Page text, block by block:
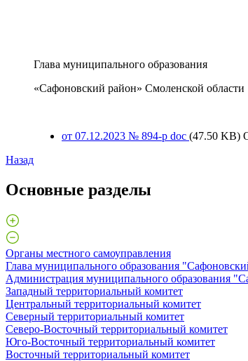
Глава муниципального образования
«Сафоновский район»
от 07.12.2023 № 894-р doc (47.50 KB)
Назад
Основные разделы
Органы местного самоуправления
Глава муниципального образования
Администрация муниципального образования
Западный территориальный комитет
Центральный территориальный комитет
Северный территориальный комитет
Северо-Восточный территориальный комитет
Юго-Восточный территориальный комитет
Восточный территориальный комитет